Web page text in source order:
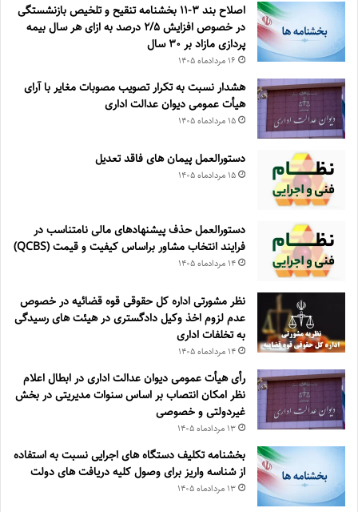
اصلاح بند ۳‏-۱۱ بخشنامه تنقیح و تلخیص بازنشستگی
در خصوص افزایش ۵‏‏‏‏‏‏‏‏‏/۲ درصد به ازای هر سال بیمه
پردازی مازاد بر ۳۰‏ سال
۱۶ مرداد‌ماه ۱۴۰۵
هشدار نسبت به تکرار تصویب مصوبات مغایر با آرای
هیأت عمومی دیوان عدالت اداری
۱۵ مرداد‌ماه ۱۴۰۵
دستورالعمل پیمان های فاقد تعدیل
۱۵ مرداد‌ماه ۱۴۰۵
دستورالعمل حذف پيشنهادهای مالی نامتناسب در
فرايند انتخاب مشاور براساس كيفيت و قيمت (QCBS)
۱۴ مرداد‌ماه ۱۴۰۵
نظر مشورتی اداره کل حقوقی قوه قضائیه در خصوص
عدم لزوم اخذ وکیل دادگستری در هیئت های رسیدگی
به تخلفات اداری
۱۴ مرداد‌ماه ۱۴۰۵
رأی هیأت عمومی دیوان عدالت اداری در ابطال اعلام
نظر امکان انتصاب بر اساس سنوات مدیریتی در بخش
غیردولتی و خصوصی
۱۳ مرداد‌ماه ۱۴۰۵
بخشنامه تکلیف دستگاه های اجرایی نسبت به استفاده
از شناسه واریز برای وصول کلیه دریافت های دولت
۱۳ مرداد‌ماه ۱۴۰۵